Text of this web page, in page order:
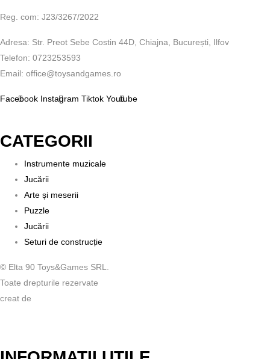
Reg. com: J23/3267/2022
Adresa: Str. Preot Sebe Costin 44D, Chiajna, București, Ilfov
Telefon: 0723253593
Email: office@toysandgames.ro
Facebook Instagram Tiktok Youtube
CATEGORII
Instrumente muzicale
Jucării
Arte și meserii
Puzzle
Jucării
Seturi de construcție
© Elta 90 Toys&Games SRL.
Toate drepturile rezervate
creat de